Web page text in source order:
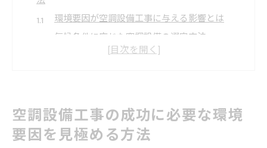
環境要因が空調設備工事に与える影響とは
気候条件に応じた空調設備の選定方法
建物の特性に基づく設備計画
省エネ基準に基づく設計戦略
技術的な視点から見る空調設備工事の効率化
空調設備工事の成功に必要な環境
要因を見極める方法